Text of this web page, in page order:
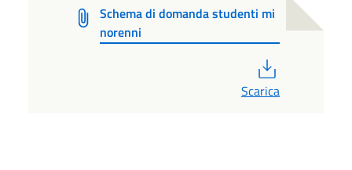
Schema di domanda studenti mi
norenni
Scarica